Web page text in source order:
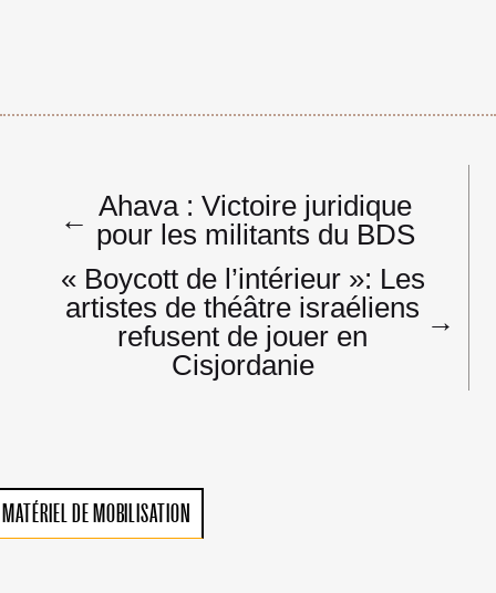
Navigation
de
l’article
← Ahava : Victoire juridique
pour les militants du BDS
« Boycott de l’intérieur »: Les
artistes de théâtre israéliens
refusent de jouer en
Cisjordanie
→
MATÉRIEL DE MOBILISATION